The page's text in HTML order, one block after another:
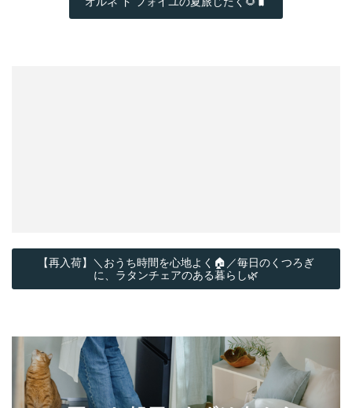
【再入荷】＼おうち時間を心地よく🏠／毎日のくつろぎ
に、ラタンチェアのある暮らし🌿